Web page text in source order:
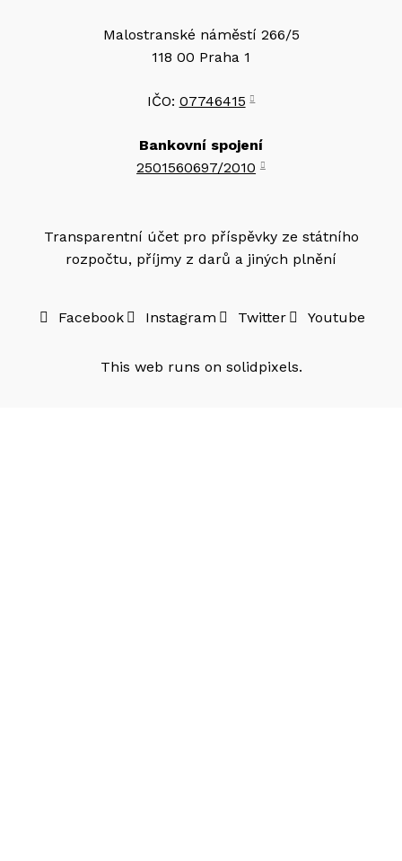
Malostranské náměstí 266/5
118 00 Praha 1
IČO: 07746415
Bankovní spojení
2501560697/2010
Transparentní účet pro příspěvky ze státního
rozpočtu, příjmy z darů a jiných plnění
Facebook Instagram Twitter Youtube
This web runs on solidpixels.